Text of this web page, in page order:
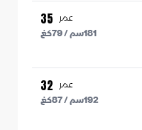
عمر 35
181سم /79كغ
عمر 32
192سم /87كغ